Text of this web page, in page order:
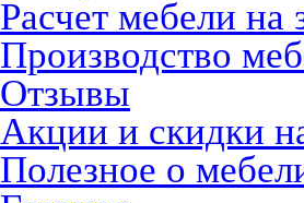
Расчет мебели на
Производство
Отзывы
Акции и скидки
Полезное о